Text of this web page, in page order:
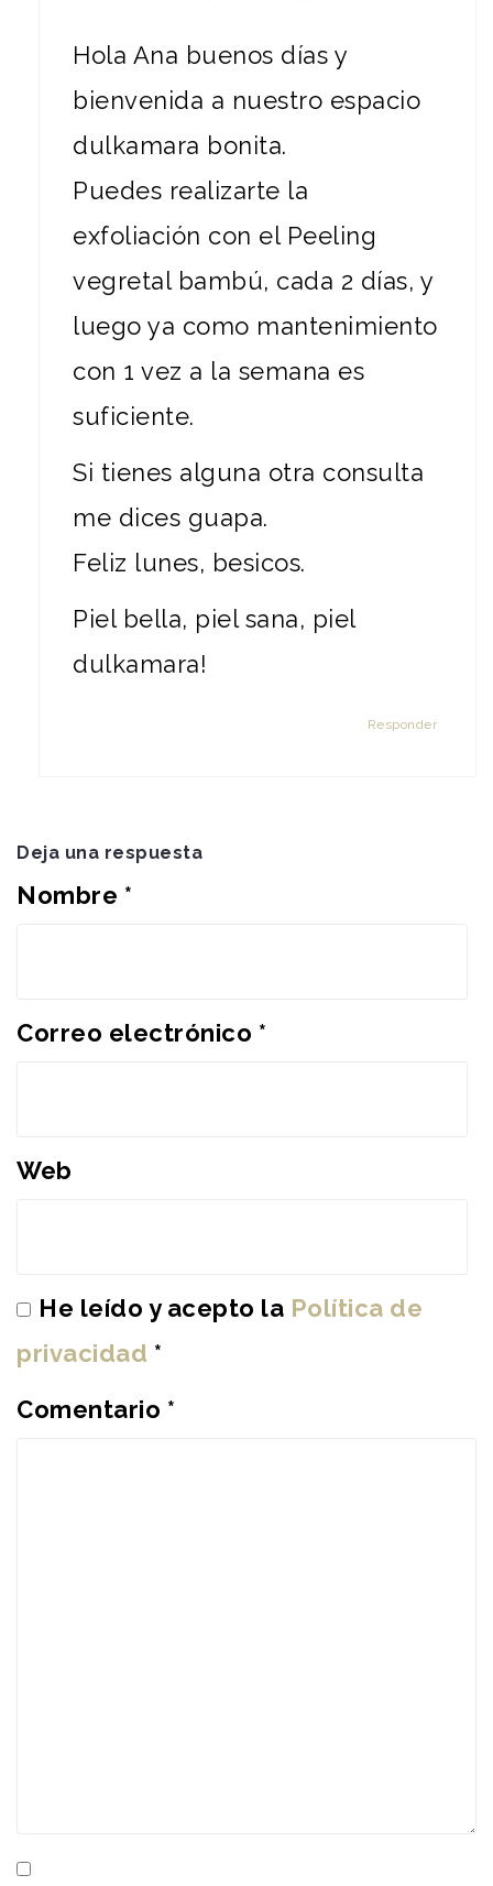
Hola Ana buenos días y
bienvenida a nuestro espacio
dulkamara bonita.
Puedes realizarte la
exfoliación con el Peeling
vegretal bambú, cada 2 días, y
luego ya como mantenimiento
con 1 vez a la semana es
suficiente.
Si tienes alguna otra consulta
me dices guapa.
Feliz lunes, besicos.
Piel bella, piel sana, piel
dulkamara!
Responder
Deja una respuesta
Nombre *
Correo electrónico *
Web
He leído y acepto la Política de
privacidad *
Comentario *